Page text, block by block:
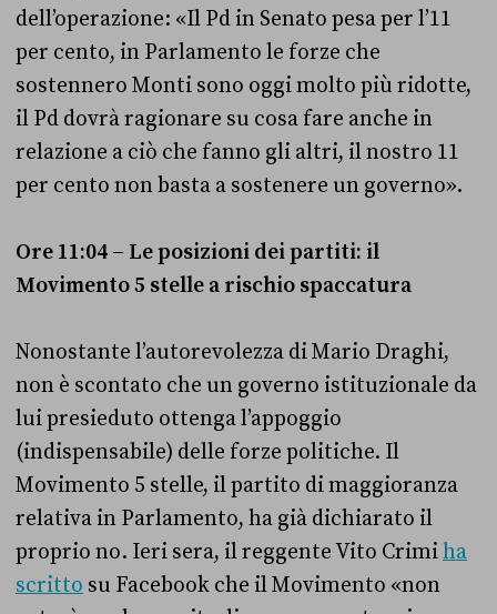
dell’operazione: «Il Pd in Senato pesa per l’11
per cento, in Parlamento le forze che
sostennero Monti sono oggi molto più ridotte,
il Pd dovrà ragionare su cosa fare anche in
relazione a ciò che fanno gli altri, il nostro 11
per cento non basta a sostenere un governo».
Ore 11:04 – Le posizioni dei partiti: il
Movimento 5 stelle a rischio spaccatura
Nonostante l’autorevolezza di Mario Draghi,
non è scontato che un governo istituzionale da
lui presieduto ottenga l’appoggio
(indispensabile) delle forze politiche. Il
Movimento 5 stelle, il partito di maggioranza
relativa in Parlamento, ha già dichiarato il
proprio no. Ieri sera, il reggente Vito Crimiha
scritto su Facebook che il Movimento «non